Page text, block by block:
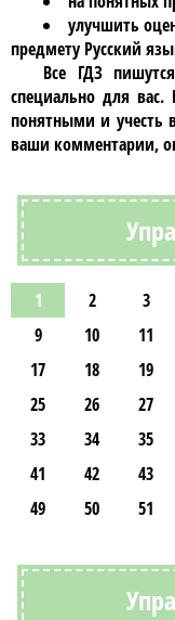
улучшить
предмету Русский
Все ГДЗ
специально для
понятными и учесть
ваши комментарии,
1 2 3
9
10 11
17
18 19
25
26 27
33
34 35
41
42 43
49
50 51